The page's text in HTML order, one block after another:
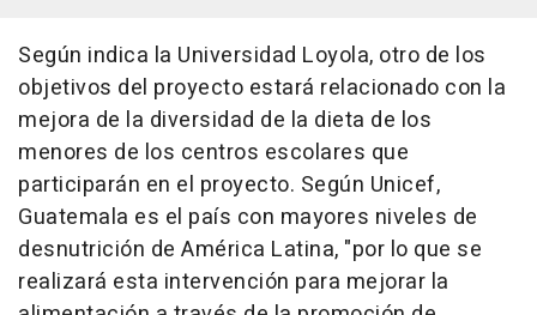
Según indica la Universidad Loyola, otro de los
objetivos del proyecto estará relacionado con la
mejora de la diversidad de la dieta de los
menores de los centros escolares que
participarán en el proyecto. Según Unicef,
Guatemala es el país con mayores niveles de
desnutrición de América Latina, "por lo que se
realizará esta intervención para mejorar la